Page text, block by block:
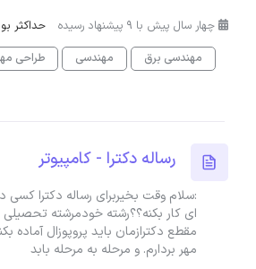
چهار سال پیش با 9 پیشنهاد رسیده
حداکثر بودجه:
مهندسی برق
مهندسی طراحی
رساله دکترا - کامپیوتر
:سلام وقت بخیربرای رساله دکترا کسی
ای کار بکنه؟؟رشته خودمرشته تحصیلی
مقطع دکترازمان باید پروپوزال آماده
مهر بردارم. و مرحله به مرحله بابد